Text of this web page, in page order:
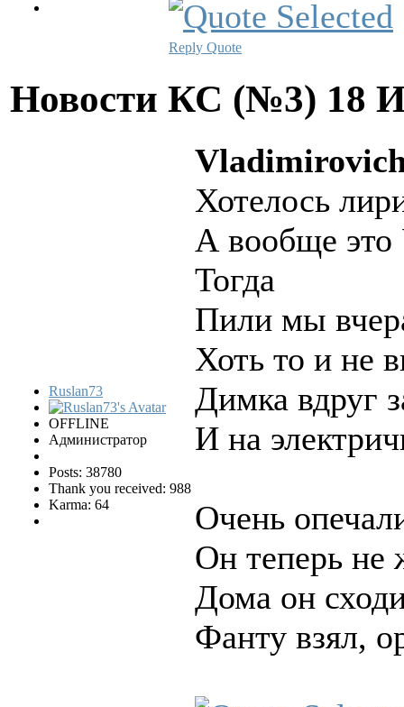
Reply Quote
Новости КС (№3) 18
Ruslan73
OFFLINE
Администратор
Posts: 38780
Thank you received: 988
Karma: 64
Хотелось
А вообще это
Тогда
Пили мы
Хоть то и не
Димка вдруг
И на
Очень
Он теперь не
Дома он
Фанту взял,